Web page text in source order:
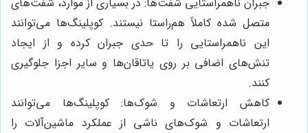
متصل شده کاملاً هم‌راستا نیستند. کوپلینگ‌ها می‌توانند
این ناهمراستایی را تا حدی جبران کرده و از ایجاد
تنش‌های اضافی بر روی یاتاقان‌ها و سایر اجزا جلوگیری
کنند.
کاهش ارتعاشات و شوک‌ها: کوپلینگ‌ها می‌توانند
ارتعاشات و شوک‌های ناشی از عملکرد ماشین‌آلات را